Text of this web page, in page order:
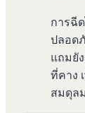
การฉี
ปลอดภั
แถมยั
ที่คาง
สมดุล